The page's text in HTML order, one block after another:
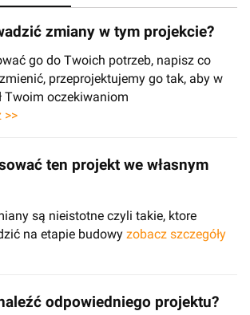
zmiany w tym projekcie?
go do Twoich potrzeb, napisz co
przeprojektujemy go tak, aby w
Twoim oczekiwaniom
>>
ten projekt we własnym
są nieistotne czyli takie, ktore
na etapie budowy zobacz szczegóły
odpowiedniego projektu?